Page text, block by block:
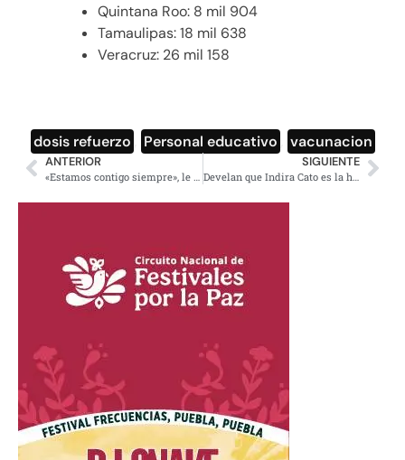
Quintana Roo: 8 mil 904
Tamaulipas: 18 mil 638
Veracruz: 26 mil 158
dosis refuerzo Personal educativo vacunacion
ANTERIOR SIGUIENTE